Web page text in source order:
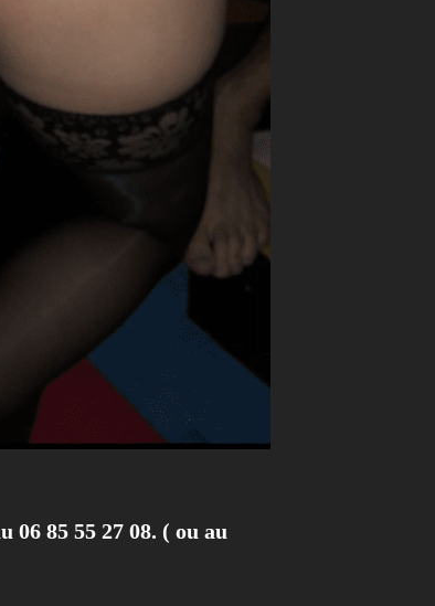
85 55 27 08. ( ou au